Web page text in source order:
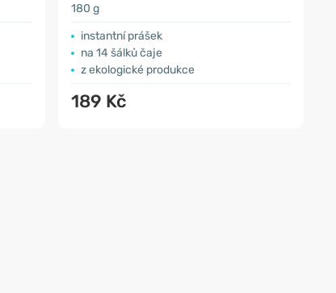
180 g
instantní prášek
na 14 šálků čaje
z ekologické produkce
189 Kč